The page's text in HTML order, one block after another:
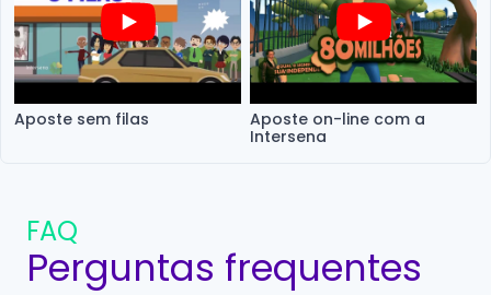
Aposte sem filas
Aposte on-line com a
Intersena
FAQ
Perguntas frequentes